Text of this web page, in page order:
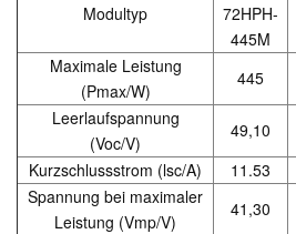
Modultyp
72HPH-
445M
Maximale Leistung
(Pmax/W)
445
Leerlaufspannung
(Voc/V)
49,10
Kurzschlussstrom (lsc/A)
11.53
Spannung bei maximaler
Leistung (Vmp/V)
41,30